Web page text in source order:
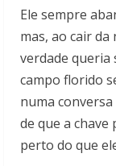
Ele sempre
mas, ao cair
verdade queria
campo florido
numa conversa
de que a
perto do que